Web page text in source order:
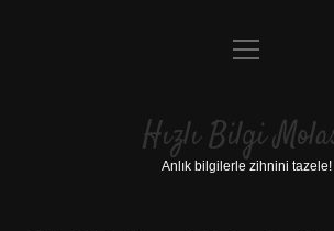
Anasayfa
Yasal Uyarı
menüyü
Hızlı Bilgi
Anlık bilgilerle zihnini tazele!